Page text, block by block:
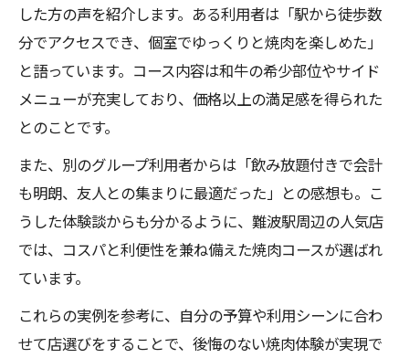
した方の声を紹介します。ある利用者は「駅から徒歩数
分でアクセスでき、個室でゆっくりと焼肉を楽しめた」
と語っています。コース内容は和牛の希少部位やサイド
メニューが充実しており、価格以上の満足感を得られた
とのことです。
また、別のグループ利用者からは「飲み放題付きで会計
も明朗、友人との集まりに最適だった」との感想も。こ
うした体験談からも分かるように、難波駅周辺の人気店
では、コスパと利便性を兼ね備えた焼肉コースが選ばれ
ています。
これらの実例を参考に、自分の予算や利用シーンに合わ
せて店選びをすることで、後悔のない焼肉体験が実現で